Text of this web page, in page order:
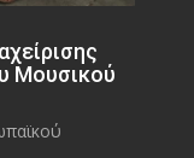
Μουσικού